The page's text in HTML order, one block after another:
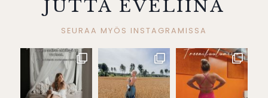
JUTTA EVELIINA
SEURAA MYÖS INSTAGRAMISSA